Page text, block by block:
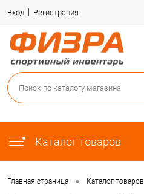
Вход Регистрация
Каталог товаров
Главная страница • Каталог товаров